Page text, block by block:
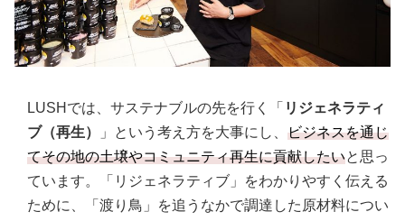
LUSHでは、サステナブルの先を行く「 リジェネラティ
ブ（再生）
」という考え方を大事にし、 ビジネスを通じ
てその地の土壌やコミュニティ再生に貢献したいと思っ
ています。「リジェネラティブ」をわかりやすく伝える
ために、「渡り鳥」を追うなかで調達した原材料につい